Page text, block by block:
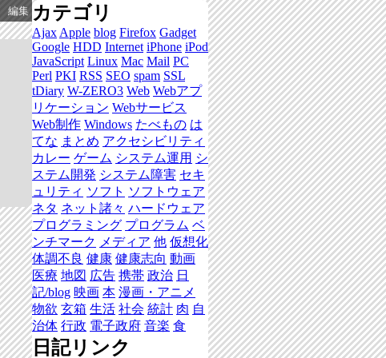
編集 カテゴリ
Ajax Apple blog Firefox Gadget
Google HDD Internet iPhone iPod
JavaScript Linux Mac Mail PC
Perl PKI RSS SEO spam SSL
tDiary W-ZERO3 Web Webアプ
リケーション Webサービス
Web制作 Windows たべもの は
てな まとめ アクセシビリティ
カレー ゲーム システム運用 シ
ステム開発 システム障害 セキ
ュリティ ソフト ソフトウェア
ネタ ネット諸々 ハードウェア
プログラミング プログラム ベ
ンチマーク メディア 他 仮想化
体調不良 健康 健康志向 動画
医療 地図 広告 携帯 政治 日
記/blog 映画 本 漫画・アニメ
物欲 玄箱 生活 社会 統計 肉 自
治体 行政 電子政府 音楽 食
日記リンク